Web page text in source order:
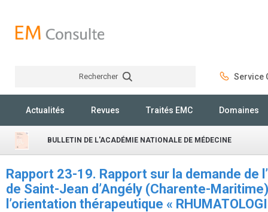
Rechercher Service
Actualités Revues Traités EMC Domaines
BULLETIN DE L'ACADÉMIE NATIONALE DE MÉDECINE
Rapport 23-19. Rapport sur la demande de
de Saint-Jean d’Angély (Charente-
l’orientation thérapeutique «